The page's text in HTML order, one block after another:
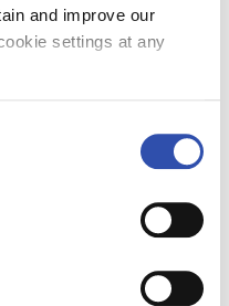
and improve our
settings at any
dessa alternativ
än i den
mycket trafik och